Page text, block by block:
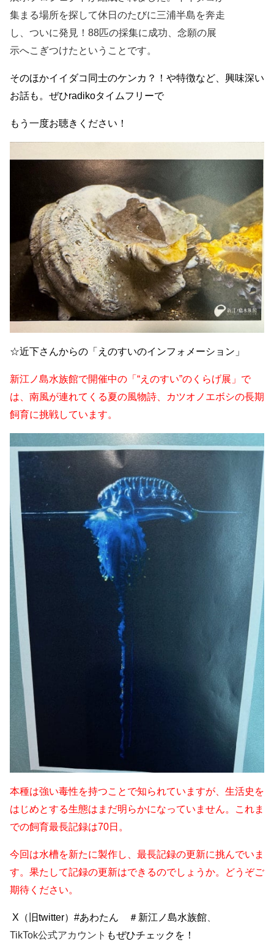
集まる場所を探して休日のたびに三浦半島を奔走
し、ついに発見！ 88匹の採集に成功、念願の展
示へこぎつけたということです。
そのほかイイダコ同士のケンカ？！や特徴など、興味深い
お話も。 ぜひradikoタイムフリーで
もう一度お聴きください！
☆近下さんからの「 えのすいのインフォメーション」
新江ノ島水族館で開催中の「 “えのすい”のくらげ展」で
は、 南風が連れてくる夏の風物詩、カツオノエボシの長期
飼育に挑戦しています。
本種は強い毒性を持つことで知られていますが、 生活史を
はじめとする生態はまだ明らかになっていません。
これま
での飼育最長記録は70日。
今回は水槽を新たに製作し、最長記録の更新に挑んでいま
す。 果たして記録の更新はできるのでしょうか。
どうぞご
期待ください。
X （旧twitter） #あわたん ＃新江ノ島水族館
TikTok公式アカウント もぜひチェックを！